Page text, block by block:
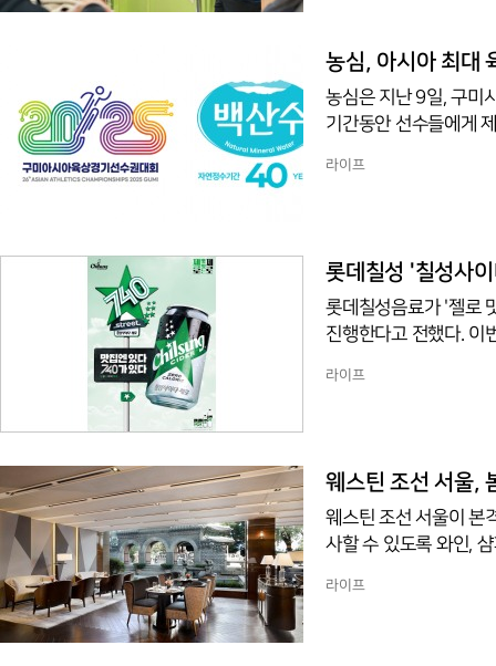
사에 전달했다.지난
농심, 아시아 최대
농심은 지난 9일, 구미
기간동안 선수들에게
7일부터 31일까지 5
공적인 개최를 기원
라이프
롯데칠성 '칠성사
롯데칠성음료가 '젤로
진행한다고 전했다. 이
인에서 다양한 이벤트
'중앙감속기' 업장을
라이프
웨스틴 조선 서울,
웨스틴 조선 서울이 본
사할 수 있도록 와인, 샴페인
리는 스몰 디쉬를 함
라이프